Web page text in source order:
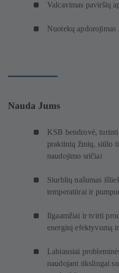
Valcavimas paviršių
Nuotekų apdorojimas
Nauda Jums
KSB bendrovė,
praktinių žinių, siūlo
naudojimo sričiai
Siurblių našumas
temperatūrai ir
Ilgaamžiai ir tvirti
energinį efektyvumą
Labiausiai
naudojant tikslingai